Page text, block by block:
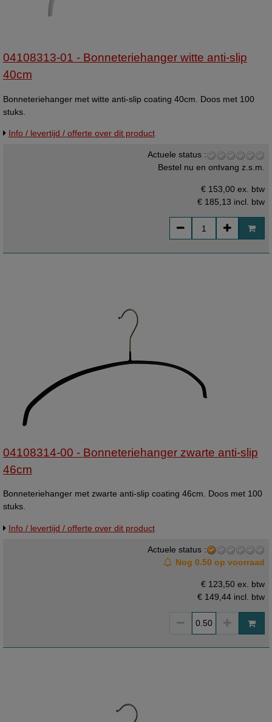
04108313-01 - Bonneteriehanger witte anti-slip
40cm
Bonneteriehanger met witte anti-slip coating 40cm. Doos met 100
stuks.
Info / levertijd / offerte over dit product
Actuele status :
Bestel nu en ontvang z.s.m.
€ 153,00 ex. btw
€ 185,13 incl. btw
04108314-00 - Bonneteriehanger zwarte anti-slip
46cm
Bonneteriehanger met zwarte anti-slip coating 46cm. Doos met 100
stuks.
Info / levertijd / offerte over dit product
Actuele status :
Nog 0.50 op voorraad
€ 123,50 ex. btw
€ 149,44 incl. btw